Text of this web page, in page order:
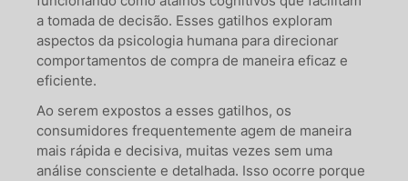
a tomada de decisão. Esses gatilhos exploram
aspectos da psicologia humana para direcionar
comportamentos de compra de maneira eficaz e
eficiente.
Ao serem expostos a esses gatilhos, os
consumidores frequentemente agem de maneira
mais rápida e decisiva, muitas vezes sem uma
análise consciente e detalhada. Isso ocorre porque